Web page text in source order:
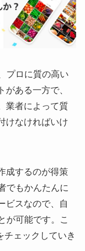
プロに質の高い
ある一方で、
業者によって質
けなければいけ
成するのが得策
でもかんたんに
ビスなので、自
が可能です。こ
チェックしていき